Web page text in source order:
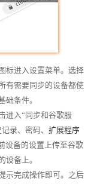
标进入设置菜单。选择
有需要同步的设备都使
础条件。
进入“同步和谷歌服
录、密码、 扩展程序
设备的设置上传至谷歌
设备上。
示完成操作即可。之后